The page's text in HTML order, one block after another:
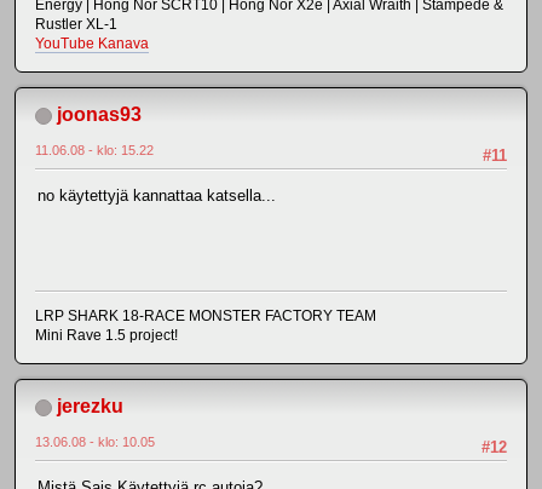
Energy | Hong Nor SCRT10 | Hong Nor X2e | Axial Wraith | Stampede &
Rustler XL-1
YouTube Kanava
joonas93
#11
11.06.08 - klo: 15.22
no käytettyjä kannattaa katsella...
LRP SHARK 18-RACE MONSTER FACTORY TEAM
Mini Rave 1.5 project!
jerezku
#12
13.06.08 - klo: 10.05